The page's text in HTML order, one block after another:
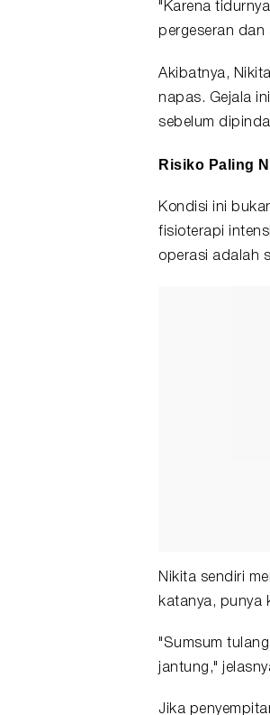
"Karena
pergeseran
Akibatnya,
napas. Gejala
sebelum
Risiko Paling
Kondisi ini
fisioterapi
operasi adalah
Nikita sendiri
katanya, punya
"Sumsum
jantung,"
Jika